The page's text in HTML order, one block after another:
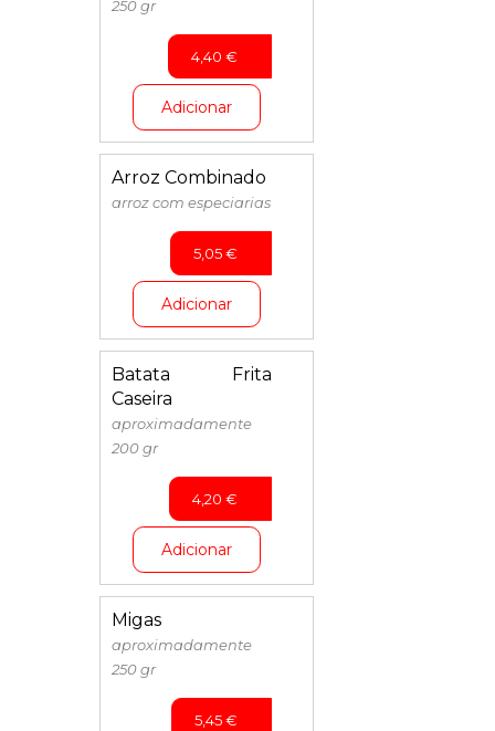
250 gr
4,40 €
Adicionar
Arroz Combinado
arroz com especiarias
5,05€
Adicionar
Batata Frita
Caseira
aproximadamente
200 gr
4,20 €
Adicionar
Migas
aproximadamente
250 gr
5,45€